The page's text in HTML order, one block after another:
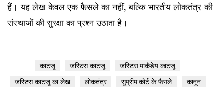
हैं। यह लेख केवल एक फैसले का नहीं, बल्कि भारतीय लोकतंत्र की
संस्थाओं की सुरक्षा का प्रश्न उठाता है।
काटजू जस्टिस काटजू
जस्टिस मार्कंडेय काटजू
जस्टिस काटजू का लेख
लोकतंत्र सुप्रीम कोर्ट के फैसले
कानून